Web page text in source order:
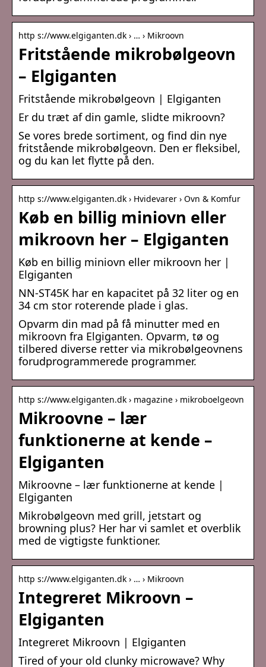
http s://www.elgiganten.dk › … › Mikroovn
Fritstående mikrobølgeovn
– Elgiganten
Fritstående mikrobølgeovn | Elgiganten
Er du træt af din gamle, slidte mikroovn?
Se vores brede sortiment, og find din nye
fritstående mikrobølgeovn. Den er fleksibel,
og du kan let flytte på den.
http s://www.elgiganten.dk › Hvidevarer › Ovn & Komfur
Køb en billig miniovn eller
mikroovn her – Elgiganten
Køb en billig miniovn eller mikroovn her |
Elgiganten
NN-ST45K har en kapacitet på 32 liter og en
34 cm stor roterende plade i glas.
Opvarm din mad på få minutter med en
mikroovn fra Elgiganten. Opvarm, tø og
tilbered diverse retter via mikrobølgeovnens
forudprogrammerede programmer.
http s://www.elgiganten.dk › magazine › mikroboelgeovn
Mikroovne – lær
funktionerne at kende –
Elgiganten
Mikroovne – lær funktionerne at kende |
Elgiganten
Mikrobølgeovn med grill, jetstart og
browning plus? Her har vi samlet et overblik
med de vigtigste funktioner.
http s://www.elgiganten.dk › … › Mikroovn
Integreret Mikroovn –
Elgiganten
Integreret Mikroovn | Elgiganten
Tired of your old clunky microwave? Why